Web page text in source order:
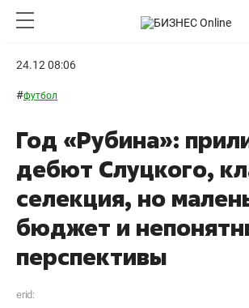
24.12 08:06
#футбол
Год «Рубина»:
дебют Слуцкого,
селекция, но
бюджет и
перспективы
erid: